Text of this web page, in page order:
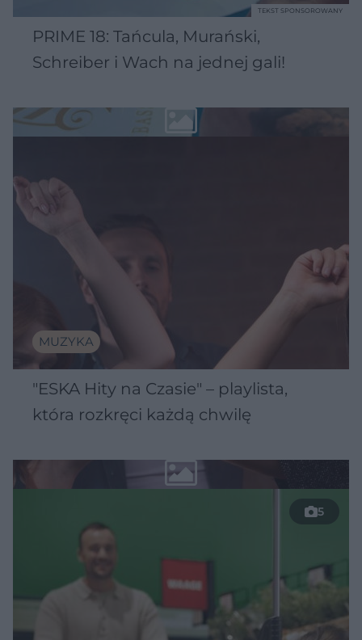
PRIME 18: Tańcula, Murański,
Schreiber i Wach na jednej gali!
TEKST SPONSOROWANY
MUZYKA
"ESKA Hity na Czasie" – playlista,
która rozkręci każdą chwilę
5